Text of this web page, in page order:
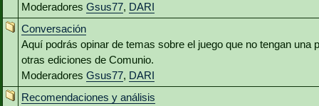
Moderadores Gsus77, DARI
Conversación
Aquí podrás opinar de temas sobre el juego que no tengan una
otras ediciones de Comunio.
Moderadores Gsus77, DARI
Recomendaciones y análisis